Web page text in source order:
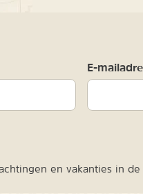
E-
en vakanties in de